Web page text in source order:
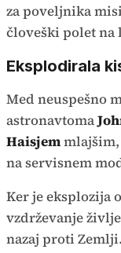
za poveljnika
človeški polet na
Eksplodirala
Med neuspešno
astronavtoma
Haisjemmlajšim,
na servisnem
Ker je eksplozija
vzdrževanje
nazaj proti Zemlji.